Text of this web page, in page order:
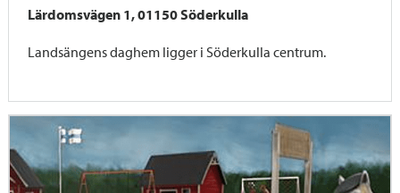
Lärdomsvägen 1, 01150 Söderkulla
Landsängens daghem ligger i Söderkulla centrum.